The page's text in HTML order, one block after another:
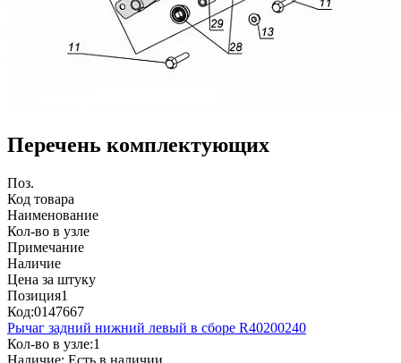
Перечень комплектующих
Поз.
Код товара
Наименование
Кол-во в узле
Примечание
Наличие
Цена за штуку
Позиция1
Код:0147667
Рычаг задний нижний левый в сборе R40200240
Кол-во в узле:1